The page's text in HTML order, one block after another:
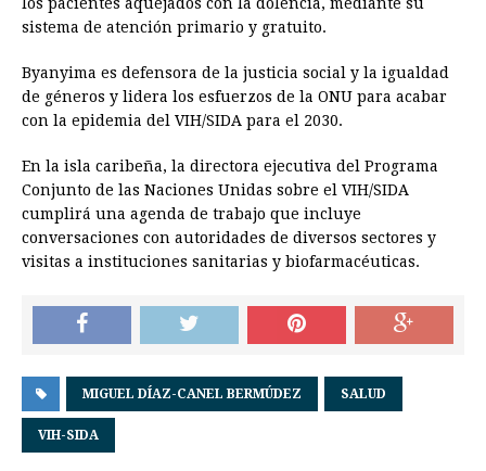
los pacientes aquejados con la dolencia, mediante su
sistema de atención primario y gratuito.
Byanyima es defensora de la justicia social y la igualdad
de géneros y lidera los esfuerzos de la ONU para acabar
con la epidemia del VIH/SIDA para el 2030.
En la isla caribeña, la directora ejecutiva del Programa
Conjunto de las Naciones Unidas sobre el VIH/SIDA
cumplirá una agenda de trabajo que incluye
conversaciones con autoridades de diversos sectores y
visitas a instituciones sanitarias y biofarmacéuticas.
MIGUEL DÍAZ-CANEL BERMÚDEZ SALUD
VIH-SIDA